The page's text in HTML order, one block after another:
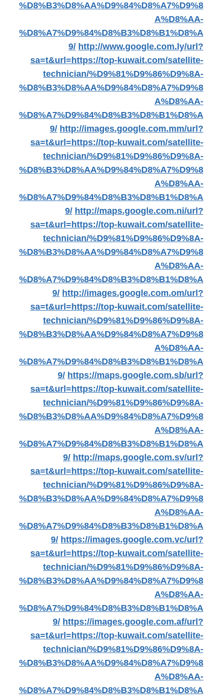
%D8%B3%D8%AA%D9%84%D8%A7%D9%8
A%D8%AA-
%D8%A7%D9%84%D8%B3%D8%B1%D8%A
9/ http://www.google.com.ly/url?
sa=t&url=https://top-kuwait.com/satellite-
technician/%D9%81%D9%86%D9%8A-
%D8%B3%D8%AA%D9%84%D8%A7%D9%8
A%D8%AA-
%D8%A7%D9%84%D8%B3%D8%B1%D8%A
9/ http://images.google.com.mm/url?
sa=t&url=https://top-kuwait.com/satellite-
technician/%D9%81%D9%86%D9%8A-
%D8%B3%D8%AA%D9%84%D8%A7%D9%8
A%D8%AA-
%D8%A7%D9%84%D8%B3%D8%B1%D8%A
9/ http://maps.google.com.ni/url?
sa=t&url=https://top-kuwait.com/satellite-
technician/%D9%81%D9%86%D9%8A-
%D8%B3%D8%AA%D9%84%D8%A7%D9%8
A%D8%AA-
%D8%A7%D9%84%D8%B3%D8%B1%D8%A
9/ http://images.google.com.om/url?
sa=t&url=https://top-kuwait.com/satellite-
technician/%D9%81%D9%86%D9%8A-
%D8%B3%D8%AA%D9%84%D8%A7%D9%8
A%D8%AA-
%D8%A7%D9%84%D8%B3%D8%B1%D8%A
9/ https://maps.google.com.sb/url?
sa=t&url=https://top-kuwait.com/satellite-
technician/%D9%81%D9%86%D9%8A-
%D8%B3%D8%AA%D9%84%D8%A7%D9%8
A%D8%AA-
%D8%A7%D9%84%D8%B3%D8%B1%D8%A
9/ http://maps.google.com.sv/url?
sa=t&url=https://top-kuwait.com/satellite-
technician/%D9%81%D9%86%D9%8A-
%D8%B3%D8%AA%D9%84%D8%A7%D9%8
A%D8%AA-
%D8%A7%D9%84%D8%B3%D8%B1%D8%A
9/ https://images.google.com.vc/url?
sa=t&url=https://top-kuwait.com/satellite-
technician/%D9%81%D9%86%D9%8A-
%D8%B3%D8%AA%D9%84%D8%A7%D9%8
A%D8%AA-
%D8%A7%D9%84%D8%B3%D8%B1%D8%A
9/ https://images.google.com.af/url?
sa=t&url=https://top-kuwait.com/satellite-
technician/%D9%81%D9%86%D9%8A-
%D8%B3%D8%AA%D9%84%D8%A7%D9%8
A%D8%AA-
%D8%A7%D9%84%D8%B3%D8%B1%D8%A